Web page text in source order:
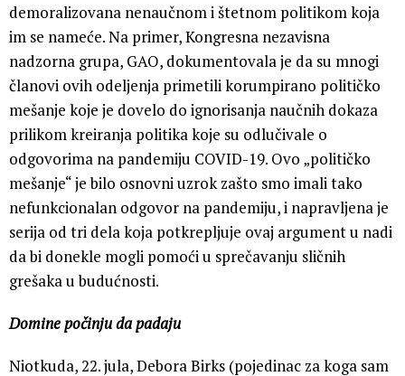
demoralizovana nenaučnom i štetnom politikom koja
im se nameće. Na primer, Kongresna nezavisna
nadzorna grupa, GAO, dokumentovala je da su mnogi
članovi ovih odeljenja primetili korumpirano političko
mešanje koje je dovelo do ignorisanja naučnih dokaza
prilikom kreiranja politika koje su odlučivale o
odgovorima na pandemiju COVID-19. Ovo „političko
mešanje“ je bilo osnovni uzrok zašto smo imali tako
nefunkcionalan odgovor na pandemiju, i napravljena je
serija od tri dela koja potkrepljuje ovaj argument u nadi
da bi donekle mogli pomoći u sprečavanju sličnih
grešaka u budućnosti.
Domine počinju da padaju
Niotkuda, 22. jula, Debora Birks (pojedinac za koga sam